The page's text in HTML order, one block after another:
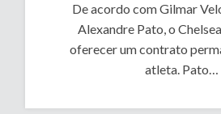
De acordo com Gilmar
Alexandre Pato, o
oferecer um contrato
atleta. Pato…